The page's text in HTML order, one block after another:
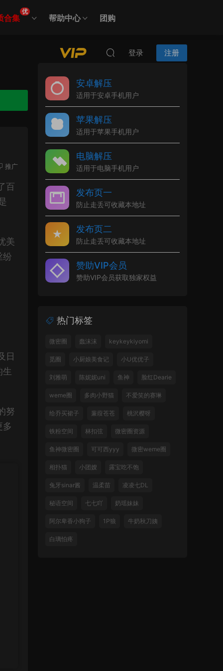
合集
优
帮助中心 团购
登录 注册
推广
百
美
纷
日
生
努
多
安卓解压
适用于安卓手机用户
苹果解压
适用于苹果手机用户
电脑解压
适用于电脑手机用户
发布页一
防止走丢可收藏本地址
发布页二
防止走丢可收藏本地址
赞助VIP会员
赞助VIP会员获取独家权益
热门标签
微密圈 蠢沫沫 keykeykiyomi
觅圈 小厨娘美食记 小U优优子
刘雅萌 陈妮妮uni 鱼神 脸红Dearie
weme圈 多肉小野猫 不爱笑的赛琳
给乔买裙子 蒹葭苍苍 桃沢樱呀
铁粉空间 林扣弦 微密圈资源
鱼神微密圈 可可西yyy 微密weme圈
相扑猫 小团嫂 露宝吃不饱
兔牙sinar酱 温柔苗 凌凌七DL
秘语空间 七七吖 奶瑶妹妹
阿尔卑香小狗子 1P狼 牛奶秋刀姨
白璃怕疼